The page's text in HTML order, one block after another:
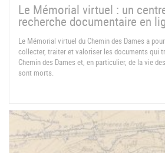
Le Mémorial virtuel : un
recherche documentaire en
Le Mémorial virtuel du Chemin des Dames a
collecter, traiter et valoriser les documents qui
Chemin des Dames et, en particulier, de la vie
sont morts.